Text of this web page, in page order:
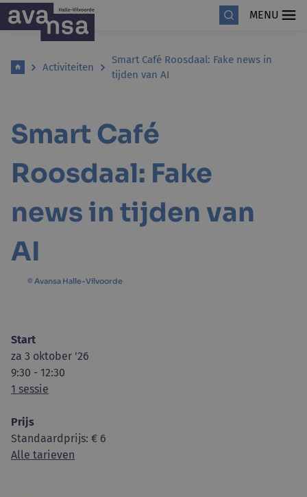
MENU
Activiteiten
Smart Café Roosdaal: Fake news in
tijden van AI
Smart Café
Roosdaal: Fake
news in tijden van
AI
© Avansa Halle-Vilvoorde
Start
za 3 oktober '26
9:30 - 12:30
1 sessie
Prijs
Standaardprijs: € 6
Alle tarieven